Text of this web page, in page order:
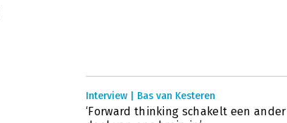
Interview | Bas van Kesteren
‘Forward thinking schakelt een ander